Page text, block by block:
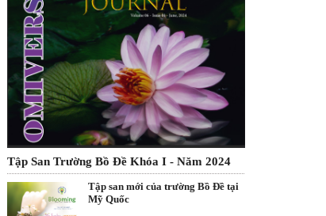
Tập San Trường Bồ Đề Khóa I - Năm 2024
Tập san mới của trường Bồ Đề tại
Mỹ Quốc